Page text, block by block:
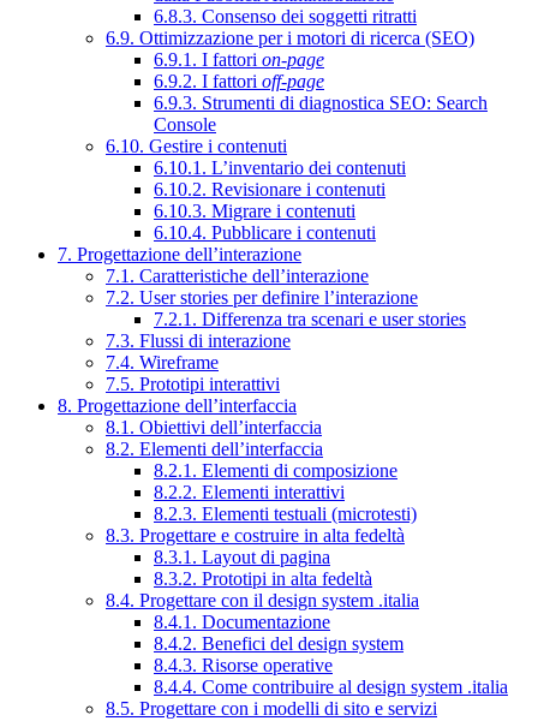
6.8.3. Consenso dei soggetti ritratti
6.9. Ottimizzazione per i motori di ricerca (SEO)
6.9.1. I fattori on-page
6.9.2. I fattori off-page
6.9.3. Strumenti di diagnostica SEO: Search
Console
6.10. Gestire i contenuti
6.10.1. L’inventario dei contenuti
6.10.2. Revisionare i contenuti
6.10.3. Migrare i contenuti
6.10.4. Pubblicare i contenuti
7. Progettazione dell’interazione
7.1. Caratteristiche dell’interazione
7.2. User stories per definire l’interazione
7.2.1. Differenza tra scenari e user stories
7.3. Flussi di interazione
7.4. Wireframe
7.5. Prototipi interattivi
8. Progettazione dell’interfaccia
8.1. Obiettivi dell’interfaccia
8.2. Elementi dell’interfaccia
8.2.1. Elementi di composizione
8.2.2. Elementi interattivi
8.2.3. Elementi testuali (microtesti)
8.3. Progettare e costruire in alta fedeltà
8.3.1. Layout di pagina
8.3.2. Prototipi in alta fedeltà
8.4. Progettare con il design system .italia
8.4.1. Documentazione
8.4.2. Benefici del design system
8.4.3. Risorse operative
8.4.4. Come contribuire al design system .italia
8.5. Progettare con i modelli di sito e servizi